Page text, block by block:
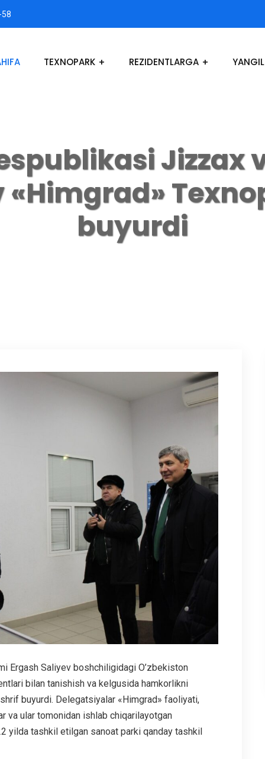
TEXNOPARK REZIDENTLARGA
«Himgrad»
buyurdi
Ergash Saliyev boshchiligidagi O’zbekiston
bilan tanishish va kelgusida hamkorlikni
buyurdi. Delegatsiyalar «Himgrad» faoliyati,
va ular tomonidan ishlab chiqarilayotgan
yilda tashkil etilgan sanoat parki qanday tashkil